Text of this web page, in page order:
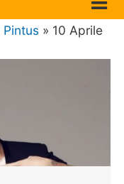
Pintus » 10 Aprile